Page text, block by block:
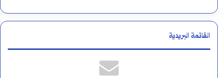
القائمة البريدية